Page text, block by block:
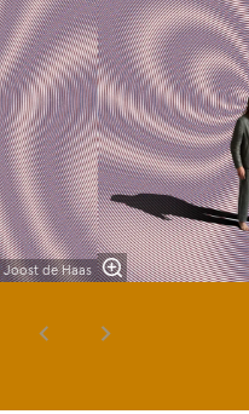
Joost de Haas